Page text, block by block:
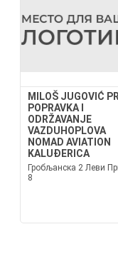
MILOŠ JUGOVIĆ PR
POPRAVKA I
ODRŽAVANJE
VAZDUHOPLOVA
NOMAD AVIATION
KALUĐERICA
Гробљанска 2 Леви
8